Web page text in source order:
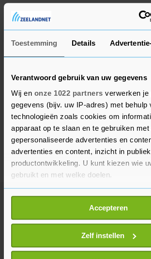
Toestemming Details
Verantwoord gebruik van uw gegevens
Wij en onze 1022 partners verwerken je
gegevens (bijv. uw IP-adres) met behulp
technologieën zoals cookies om
apparaat op te slaan en te gebruiken met
gepersonaliseerde advertenties en
advertenties en content, inzicht in
productontwikkeling. U kunt kiezen wie
gebruikt en met welke doelen.
Als u het toestaat, willen we ook graag:
Informatie verzamelen over uw
locatie, die tot een paar meter
Uw apparaat identificeren door
scannen op specifieke
Accepteren
Zelf instellen
Vinícius Júnior verlengt contract
bij Real Madrid tot 2032